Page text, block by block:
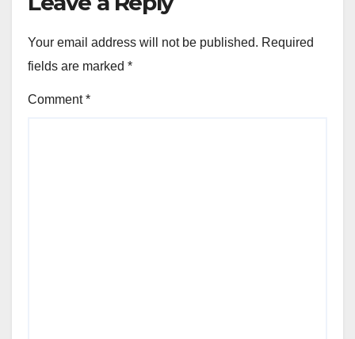
Your email address will not be published. Required
fields are marked *
Comment*